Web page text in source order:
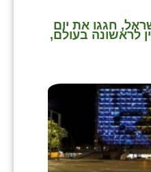
חגגו את יום
לראשונה בעולם,